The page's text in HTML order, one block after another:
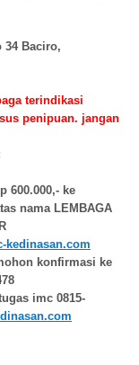
Baciro,
terindikasi
penipuan. jangan
600.000,- ke
nama LEMBAGA
kedinasan.com
konfirmasi ke
imc 0815-